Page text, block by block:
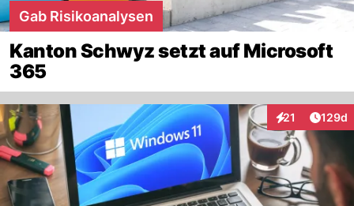
Gab Risikoanalysen
Kanton Schwyz setzt auf Microsoft
365
21
Interaktionen
129d